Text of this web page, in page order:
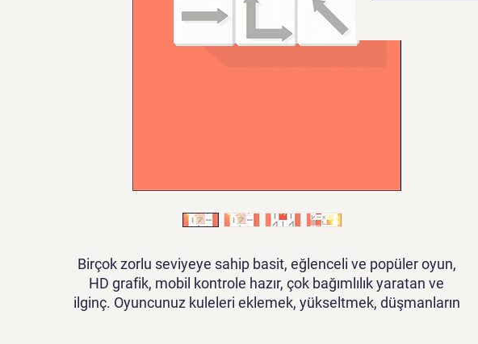
Birçok zorlu seviyeye sahip basit, eğlenceli ve popüler oyun,
HD grafik, mobil kontrole hazır, çok bağımlılık yaratan ve
ilginç. Oyuncunuz kuleleri eklemek, yükseltmek, düşmanların